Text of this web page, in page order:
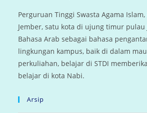
Perguruan Tinggi Swasta Agama
Jember, satu kota di ujung timur pulau
Bahasa Arab sebagai bahasa
lingkungan kampus, baik di dalam
perkuliahan, belajar di STDI
belajar di kota Nabi.
Arsip